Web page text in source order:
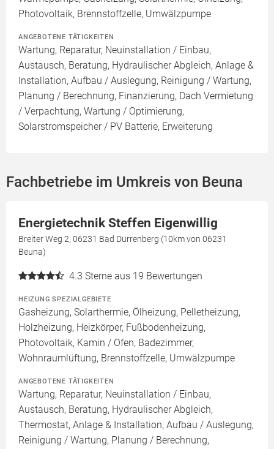
Photovoltaik, Brennstoffzelle, Umwälzpumpe
ANGEBOTENE TÄTIGKEITEN
Wartung, Reparatur, Neuinstallation / Einbau,
Austausch, Beratung, Hydraulischer Abgleich, Anlage &
Installation, Aufbau / Auslegung, Reinigung / Wartung,
Planung / Berechnung, Finanzierung, Dach Vermietung
/ Verpachtung, Wartung / Optimierung,
Solarstromspeicher / PV Batterie, Erweiterung
Fachbetriebe im Umkreis von Beuna
Energietechnik Steffen Eigenwillig
Breiter Weg 2, 06231 Bad Dürrenberg (10km von 06231
Beuna)
4.3 Sterne aus 19 Bewertungen
HEIZUNG SPEZIALGEBIETE
Gasheizung, Solarthermie, Ölheizung, Pelletheizung,
Holzheizung, Heizkörper, Fußbodenheizung,
Photovoltaik, Kamin / Ofen, Badezimmer,
Wohnraumlüftung, Brennstoffzelle, Umwälzpumpe
ANGEBOTENE TÄTIGKEITEN
Wartung, Reparatur, Neuinstallation / Einbau,
Austausch, Beratung, Hydraulischer Abgleich,
Thermostat, Anlage & Installation, Aufbau / Auslegung,
Reinigung / Wartung, Planung / Berechnung,